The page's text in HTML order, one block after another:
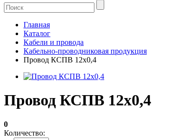
Главная
Каталог
Кабели и провода
Кабельно-проводниковая продукция
Провод КСПВ 12х0,4
Провод КСПВ 12х0,4
0
Количество: